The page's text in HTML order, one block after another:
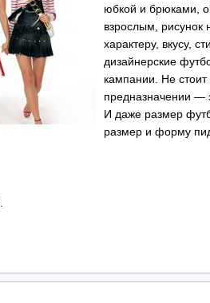
юбкой и брюками,
взрослым, рисунок
характеру, вкусу,
дизайнерские
кампании. Не
предназначении —
И даже размер
размер и форму